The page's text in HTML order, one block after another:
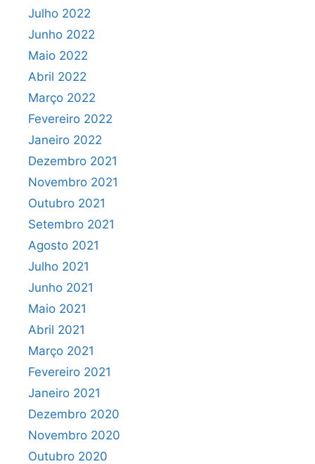
Julho 2022
Junho 2022
Maio 2022
Abril 2022
Março 2022
Fevereiro 2022
Janeiro 2022
Dezembro 2021
Novembro 2021
Outubro 2021
Setembro 2021
Agosto 2021
Julho 2021
Junho 2021
Maio 2021
Abril 2021
Março 2021
Fevereiro 2021
Janeiro 2021
Dezembro 2020
Novembro 2020
Outubro 2020